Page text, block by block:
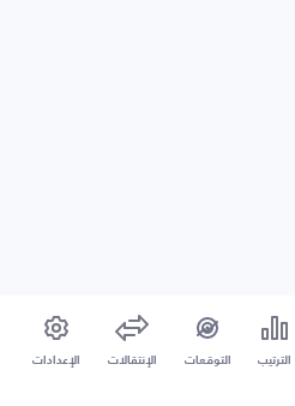
الترتيب التوقعات الإنتقالات الإعدادات